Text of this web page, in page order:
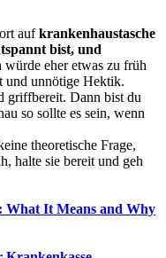
aufkrankenhaustasche
bist, und
würde eher etwas zu früh
und unnötige Hektik.
griffbereit. Dann bist du
so sollte es sein, wenn
theoretische Frage,
halte sie bereit und geh
What It Means and Why